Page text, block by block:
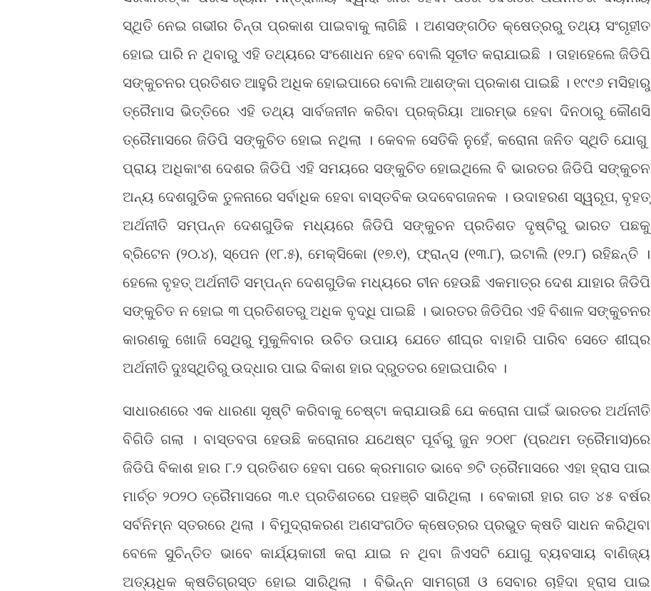
ସ୍ଥିତି ନେଇ ଗଭୀର ଚିନ୍ତା ପ୍ରକାଶ ପାଇବାକୁ ଲାଗିଛି । ଅଣସଙ୍ଗଠିତ କ୍ଷେତ୍ରରୁ ତଥ୍ୟ ସଂଗୃହୀତ
ହୋଇ ପାରି ନ ଥିବାରୁ ଏହି ତଥ୍ୟରେ ସଂଶୋଧନ ହେବ ବୋଲି ସୂଚୀତ କରାଯାଇଛି । ତାହାହେଲେ ଜିଡିପି
ସଙ୍କୁଚନର ପ୍ରତିଶତ ଆହୁରି ଅଧିକ ହୋଇପାରେ ବୋଲି ଆଶଙ୍କା ପ୍ରକାଶ ପାଇଛି । ୧୯୯୬ ମସିହାରୁ
ତ୍ରୈମାସ ଭିତ୍ତିରେ ଏହି ତଥ୍ୟ ସାର୍ବଜନୀନ କରିବା ପ୍ରକ୍ରିୟା ଆରମ୍ଭ ହେବା ଦିନଠାରୁ କୌଣସି
ତ୍ରୈମାସରେ ଜିଡିପି ସଙ୍କୁଚିତ ହୋଇ ନଥିଲା । କେବଳ ସେତିକି ନୁହେଁ, କରୋନା ଜନିତ ସ୍ଥିତି ଯୋଗୁ
ପ୍ରାୟ ଅଧିକାଂଶ ଦେଶର ଜିଡିପି ଏହି ସମୟରେ ସଙ୍କୁଚିତ ହୋଇଥିଲେ ବି ଭାରତର ଜିଡିପି ସଙ୍କୁଚନ
ଅନ୍ୟ ଦେଶଗୁଡିକ ତୁଳନାରେ ସର୍ବାଧିକ ହେବା ବାସ୍ତବିକ ଉଦବେଗଜନକ । ଉଦାହରଣ ସ୍ୱରୂପ, ବୃହତ୍
ଅର୍ଥନୀତି ସମ୍ପନ୍ନ ଦେଶଗୁଡିକ ମଧ୍ୟରେ ଜିଡିପି ସଙ୍କୁଚନ ପ୍ରତିଶତ ଦୃଷ୍ଟିରୁ ଭାରତ ପଛକୁ
ବ୍ରିଟେନ (୨୦.୪), ସ୍ପେନ (୧୮.୫), ମେକ୍ସିକୋ (୧୭.୧), ଫ୍ରାନ୍ସ (୧୩.୮), ଇଟାଲି (୧୨.୮) ରହିଛନ୍ତି ।
ହେଲେ ବୃହତ୍ ଅର୍ଥନୀତି ସମ୍ପନ୍ନ ଦେଶଗୁଡିକ ମଧ୍ୟରେ ଚୀନ ହେଉଛି ଏକମାତ୍ର ଦେଶ ଯାହାର ଜିଡିପି
ସଙ୍କୁଚିତ ନ ହୋଇ ୩ ପ୍ରତିଶତରୁ ଅଧିକ ବୃଦ୍ଧି ପାଇଛି । ଭାରତର ଜିଡିପିର ଏହି ବିଶାଳ ସଙ୍କୁଚନର
କାରଣକୁ ଖୋଜି ସେଥିରୁ ମୁକୁଳିବାର ଉଚିତ ଉପାୟ ଯେତେ ଶୀଘ୍ର ବାହାରି ପାରିବ ସେତେ ଶୀଘ୍ର
ଅର୍ଥନୀତି ଦୁଃସ୍ଥିତିରୁ ଉଦ୍ଧାର ପାଇ ବିକାଶ ହାର ଦ୍ରୁତତର ହୋଇପାରିବ ।
ସାଧାରଣରେ ଏକ ଧାରଣା ସୃଷ୍ଟି କରିବାକୁ ଚେଷ୍ଟା କରାଯାଉଛି ଯେ କରୋନା ପାଇଁ ଭାରତର ଅର୍ଥନୀତି
ବିଗିଡି ଗଲା । ବାସ୍ତବତା ହେଉଛି କରୋନାର ଯଥେଷ୍ଟ ପୂର୍ବରୁ ଜୁନ ୨୦୧୮ (ପ୍ରଥମ ତ୍ରୈମାସ)ରେ
ଜିଡିପି ବିକାଶ ହାର ୮.୨ ପ୍ରତିଶତ ହେବା ପରେ କ୍ରମାଗତ ଭାବେ ୭ଟି ତ୍ରୈମାସରେ ଏହା ହ୍ରାସ ପାଇ
ମାର୍ଚ୍ଚ ୨୦୨୦ ତ୍ରୈମାସରେ ୩.୧ ପ୍ରତିଶତରେ ପହଞ୍ଚି ସାରିଥିଲା । ବେକାରୀ ହାର ଗତ ୪୫ ବର୍ଷର
ସର୍ବନିମ୍ନ ସ୍ତରରେ ଥିଲା । ବିମୁଦ୍ରାକରଣ ଅଣସଂଗଠିତ କ୍ଷେତ୍ରର ପ୍ରଭୁତ କ୍ଷତି ସାଧନ କରିଥିବା
ବେଳେ ସୁଚିନ୍ତିତ ଭାବେ କାର୍ଯ୍ୟକାରୀ କରା ଯାଇ ନ ଥିବା ଜିଏସଟି ଯୋଗୁ ବ୍ୟବସାୟ ବାଣିଜ୍ୟ
ଅତ୍ୟଧିକ କ୍ଷତିଗ୍ରସ୍ତ ହୋଇ ସାରିଥିଲା । ବିଭିନ୍ନ ସାମଗ୍ରୀ ଓ ସେବାର ଚାହିଦା ହ୍ରାସ ପାଇ